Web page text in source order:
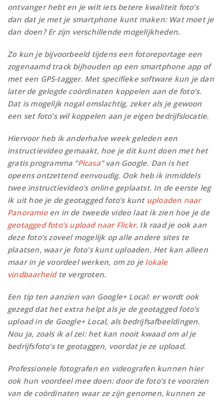
ontvanger hebt en je wilt iets betere kwaliteit foto’s
dan dat je met je smartphone kunt maken: Wat moet je
dan doen? Er zijn verschillende mogelijkheden.
Zo kun je bijvoorbeeld tijdens een fotoreportage een
zogenaamd track bijhouden op een smartphone app of
met een GPS-tagger. Met specifieke software kun je dan
later de gelogde coördinaten koppelen aan de foto’s.
Dat is mogelijk nogal omslachtig, zeker als je gewoon
een set foto’s wil koppelen aan je eigen bedrijfslocatie.
Hiervoor heb ik anderhalve week geleden een
instructievideo gemaakt, hoe je dit kunt doen met het
gratis programma “Picasa” van Google. Dan is het
opeens ontzettend eenvoudig. Ook heb ik inmiddels
twee instructievideo’s online geplaatst. In de eerste leg
ik uit hoe je de geotagged foto’s kunt uploaden naar
Panoramioen in de tweede video laat ik zien hoe je de
geotagged foto’s upload naar Flickr. Ik raad je ook aan
deze foto’s zoveel mogelijk op alle andere sites te
plaatsen, waar je foto’s kunt uploaden. Het kan alleen
maar in je voordeel werken, om zo je lokale
vindbaarheidte vergroten.
Een tip ten aanzien van Google+ Local: er wordt ook
gezegd dat het extra helpt als je de geotagged foto’s
upload in de Google+ Local, als bedrijfsafbeeldingen.
Nou ja, zoals ik al zei: het kan nooit kwaad om al je
bedrijfsfoto’s te geotaggen, voordat je ze upload.
Professionele fotografen en videografen kunnen hier
ook hun voordeel mee doen: door de foto’s te voorzien
van de coördinaten waar ze zijn genomen, kunnen ze